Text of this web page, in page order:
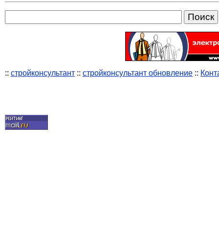
:: стройконсультант :: стройконсультант обновление ::